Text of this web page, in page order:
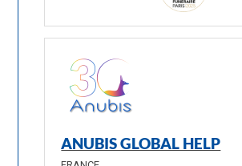
ANUBIS GLOBAL HELP